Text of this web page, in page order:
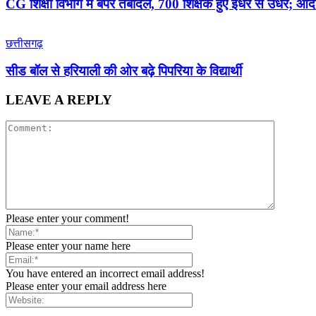
CG शिक्षा विभाग में बंपर तबादले, 700 शिक्षक हुए इधर से उधर;
छत्तीसगढ़
सीड बॉल से हरियाली की ओर बढ़े पिपरिया के विद्यार्थी
LEAVE A REPLY
Please enter your comment!
Please enter your name here
You have entered an incorrect email address!
Please enter your email address here